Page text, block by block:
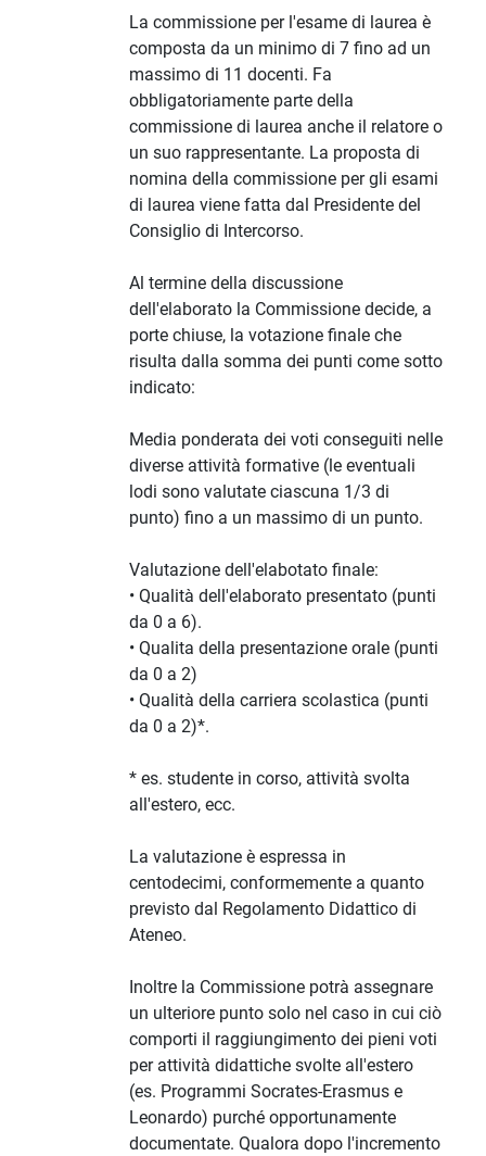
La commissione per l'esame di laurea è
composta da un minimo di 7 fino ad un
massimo di 11 docenti. Fa
obbligatoriamente parte della
commissione di laurea anche il relatore o
un suo rappresentante. La proposta di
nomina della commissione per gli esami
di laurea viene fatta dal Presidente del
Consiglio di Intercorso.
Al termine della discussione
dell'elaborato la Commissione decide, a
porte chiuse, la votazione finale che
risulta dalla somma dei punti come sotto
indicato:
Media ponderata dei voti conseguiti nelle
diverse attività formative (le eventuali
lodi sono valutate ciascuna 1/3 di
punto) fino a un massimo di un punto.
Valutazione dell'elabotato finale:
• Qualità dell'elaborato presentato (punti
da 0 a 6).
• Qualita della presentazione orale (punti
da 0 a 2)
• Qualità della carriera scolastica (punti
da 0 a 2)*.
* es. studente in corso, attività svolta
all'estero, ecc.
La valutazione è espressa in
centodecimi, conformemente a quanto
previsto dal Regolamento Didattico di
Ateneo.
Inoltre la Commissione potrà assegnare
un ulteriore punto solo nel caso in cui ciò
comporti il raggiungimento dei pieni voti
per attività didattiche svolte all'estero
(es. Programmi Socrates-Erasmus e
Leonardo) purché opportunamente
documentate. Qualora dopo l'incremento